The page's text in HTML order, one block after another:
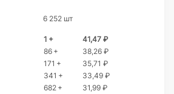
6 252 шт
1 +
41,47 ₽
86 +
38,26 ₽
171 +
35,71 ₽
341 +
33,49 ₽
682 +
31,99 ₽